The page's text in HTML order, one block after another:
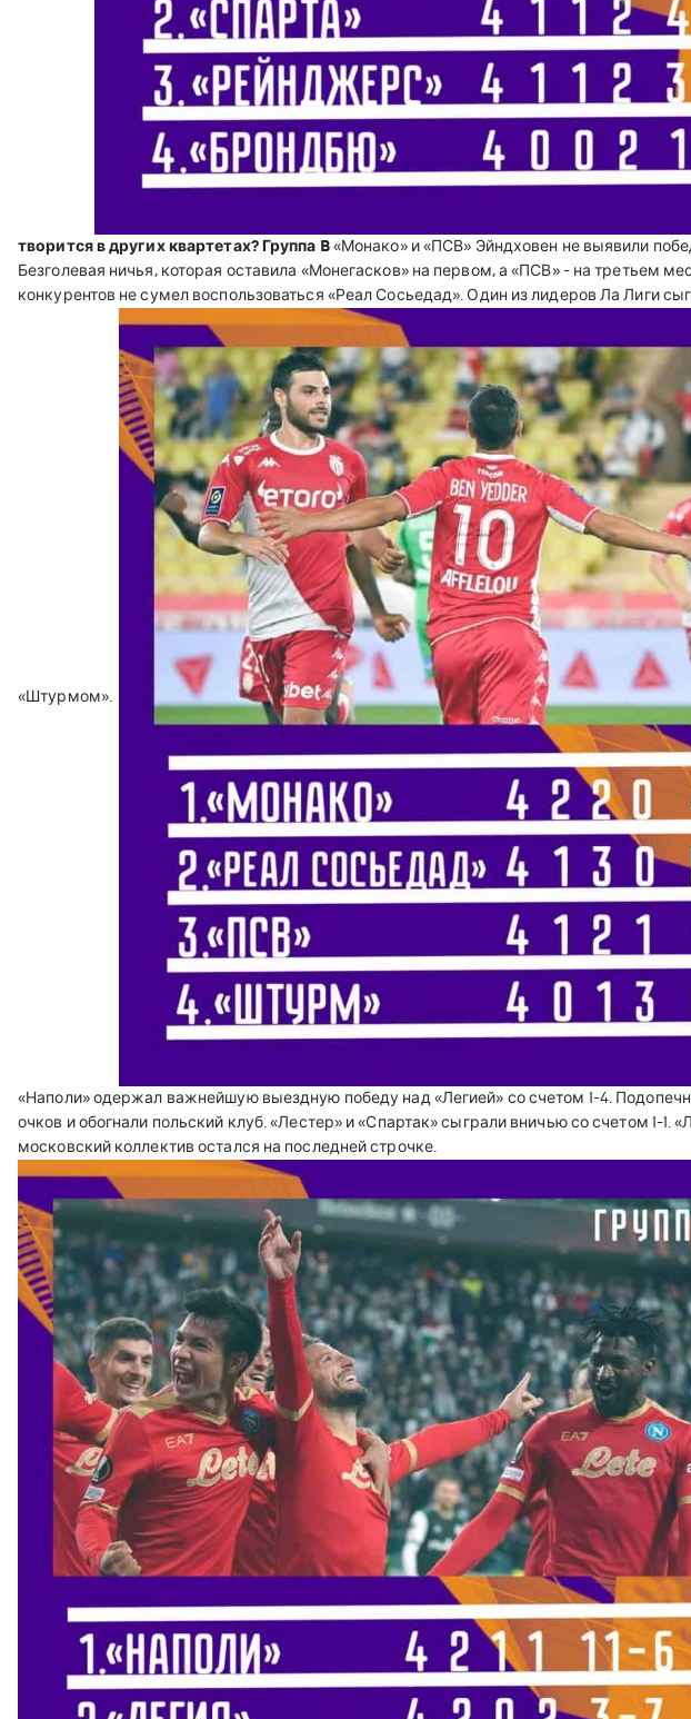
творится в других квартетах? Группа B«Монако» и «ПСВ» Эйндховен не выявили
Безголевая ничья, которая оставила «Монегасков» на первом, а «ПСВ» - на третьем
конкурентов не сумел воспользоваться «Реал Сосьедад». Один из лидеров Ла Лиги
«Штурмом».
«Наполи» одержал важнейшую выездную победу над «Легией» со счетом 1-4.
очков и обогнали польский клуб. «Лестер» и «Спартак» сыграли вничью со счетом 1-1.
московский коллектив остался на последней строчке.